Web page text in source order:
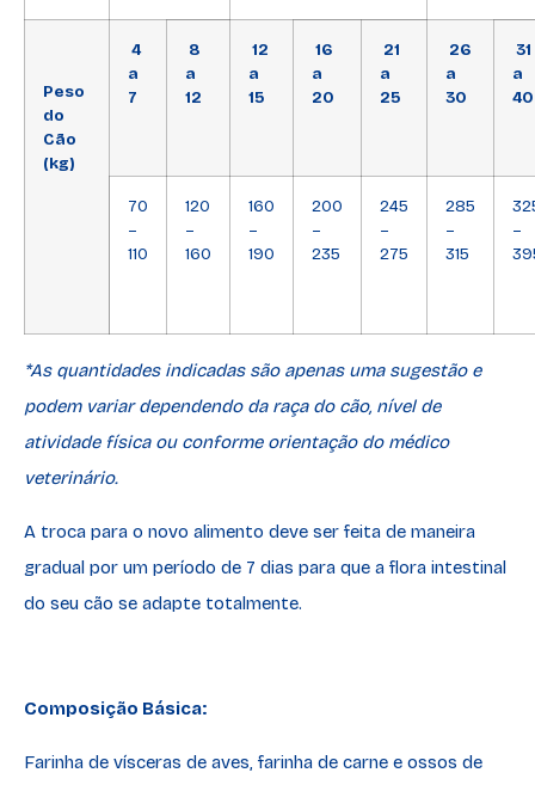
Peso
do
Cão
(kg)
4
a
7
8
a
12
12
a
15
16
a
20
21
a
25
26
a
30
31
a
40
70
–
110
120
–
160
160
–
190
200
–
235
245
–
275
285
–
315
–
*As quantidades indicadas são apenas uma sugestão e
podem variar dependendo da raça do cão, nível de
atividade física ou conforme orientação do médico
veterinário.
A troca para o novo alimento deve ser feita de maneira
gradual por um período de 7 dias para que a flora intestinal
do seu cão se adapte totalmente.
Composição Básica:
Farinha de vísceras de aves, farinha de carne e ossos de